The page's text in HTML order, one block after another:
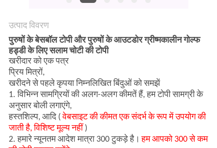
उत्पाद विवरण
पुरुषों के बेसबॉल टोपी और पुरुषों के आउटडोर ग्रीष्मकालीन गोल्फ
हड्डी के लिए सलाम चोटी की टोपी
खरीदार को एक पत्र
प्रिय मित्रों,
खरीदने से पहले कृपया निम्नलिखित बिंदुओं को समझें
1. विभिन्न सामग्रियों की अलग-अलग कीमतें हैं, हम टोपी सामग्री के
अनुसार बोली लगाएंगे,
हस्तशिल्प, आदि (वेबसाइट की कीमत एक संदर्भ के रूप में उपयोग की
जाती है, विशिष्ट मूल्य नहीं)
2. हमारे न्यूनतम आदेश मात्रा 300 टुकड़े है। हम आपको 300 से कम